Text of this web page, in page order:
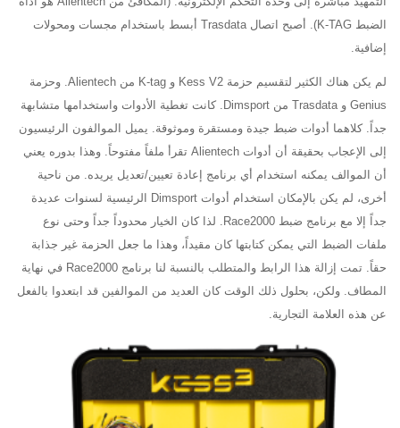
الضبط K-TAG). أصبح اتصال Trasdata أبسط باستخدام مجسات ومحولات
إضافية.
لم يكن هناك الكثير لتقسيم حزمة Kess V2 و K-tag من Alientech. وحزمة
Genius و Trasdata من Dimsport. كانت تغطية الأدوات واستخدامها متشابهة
جداً. كلاهما أدوات ضبط جيدة ومستقرة وموثوقة. يميل الموالفون الرئيسيون
إلى الإعجاب بحقيقة أن أدوات Alientech تقرأ ملفاً مفتوحاً. وهذا بدوره يعني
أن الموالف يمكنه استخدام أي برنامج إعادة تعيين/تعديل يريده. من ناحية
أخرى، لم يكن بالإمكان استخدام أدوات Dimsport الرئيسية لسنوات عديدة
جداً إلا مع برنامج ضبط Race2000. لذا كان الخيار محدوداً جداً وحتى نوع
ملفات الضبط التي يمكن كتابتها كان مقيداً، وهذا ما جعل الحزمة غير جذابة
حقاً. تمت إزالة هذا الرابط والمتطلب بالنسبة لنا برنامج Race2000 في نهاية
المطاف. ولكن، بحلول ذلك الوقت كان العديد من الموالفين قد ابتعدوا بالفعل
عن هذه العلامة التجارية.